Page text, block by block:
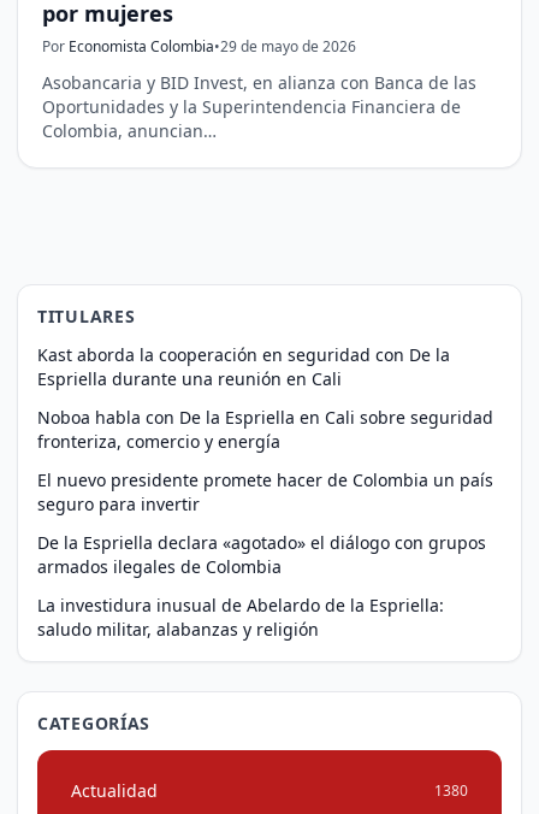
por mujeres
Por Economista Colombia•29 de mayo de 2026
Asobancaria y BID Invest, en alianza con Banca de las
Oportunidades y la Superintendencia Financiera de
Colombia, anuncian…
TITULARES
Kast aborda la cooperación en seguridad con De la
Espriella durante una reunión en Cali
Noboa habla con De la Espriella en Cali sobre seguridad
fronteriza, comercio y energía
El nuevo presidente promete hacer de Colombia un país
seguro para invertir
De la Espriella declara «agotado» el diálogo con grupos
armados ilegales de Colombia
La investidura inusual de Abelardo de la Espriella:
saludo militar, alabanzas y religión
CATEGORÍAS
Actualidad 1380